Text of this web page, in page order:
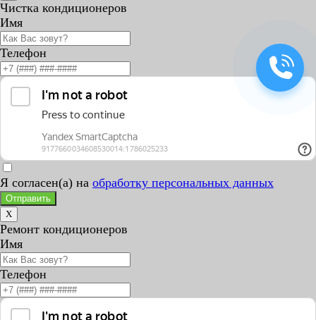
Чистка кондиционеров
Имя
Телефон
Я согласен(а) на обработку персональных данных
Отправить
X
Ремонт кондиционеров
Имя
Телефон